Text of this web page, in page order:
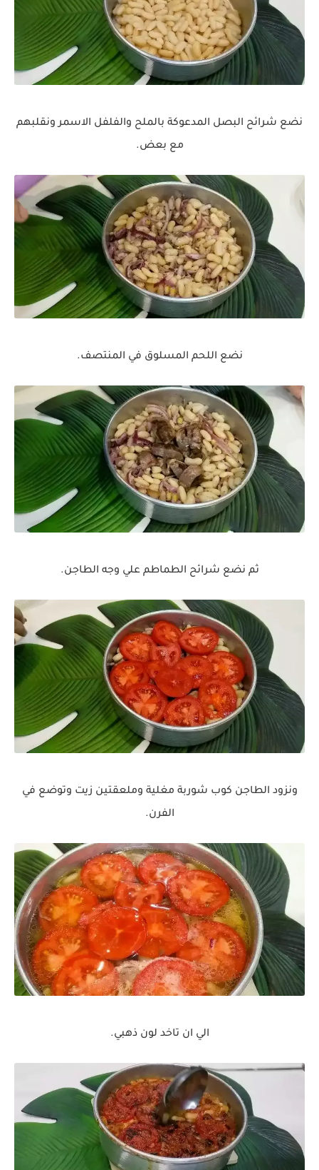
نضع شرائح البصل المدعوكة بالملح والفلفل الاسمر ونقلبهم
مع بعض.
نضع اللحم المسلوق في المنتصف.
ثم نضع شرائح الطماطم علي وجه الطاجن.
ونزود الطاجن كوب شوربة مغلية وملعقتين زيت وتوضع في
الفرن.
الي ان تاخد لون ذهبي.